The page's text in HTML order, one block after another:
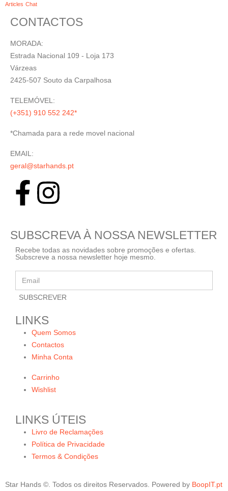
Articles Chat
CONTACTOS
MORADA:
Estrada Nacional 109 - Loja 173
Várzeas
2425-507 Souto da Carpalhosa
TELEMÓVEL:
(+351) 910 552 242*
*Chamada para a rede movel nacional
EMAIL:
geral@starhands.pt
SUBSCREVA À NOSSA NEWSLETTER
Recebe todas as novidades sobre promoções e ofertas.
Subscreve a nossa newsletter hoje mesmo.
LINKS
Quem Somos
Contactos
Minha Conta
Carrinho
Wishlist
LINKS ÚTEIS
Livro de Reclamações
Política de Privacidade
Termos & Condições
Star Hands ©. Todos os direitos Reservados. Powered by BoopIT.pt